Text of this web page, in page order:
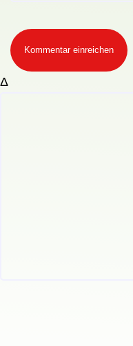
Kommentar einreichen
Δ